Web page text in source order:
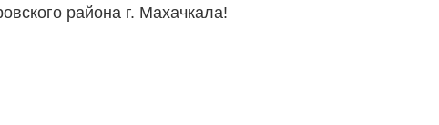
района г. Махачкала!